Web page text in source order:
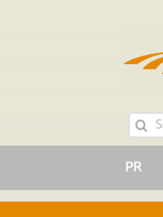
Suche
nach:
PR